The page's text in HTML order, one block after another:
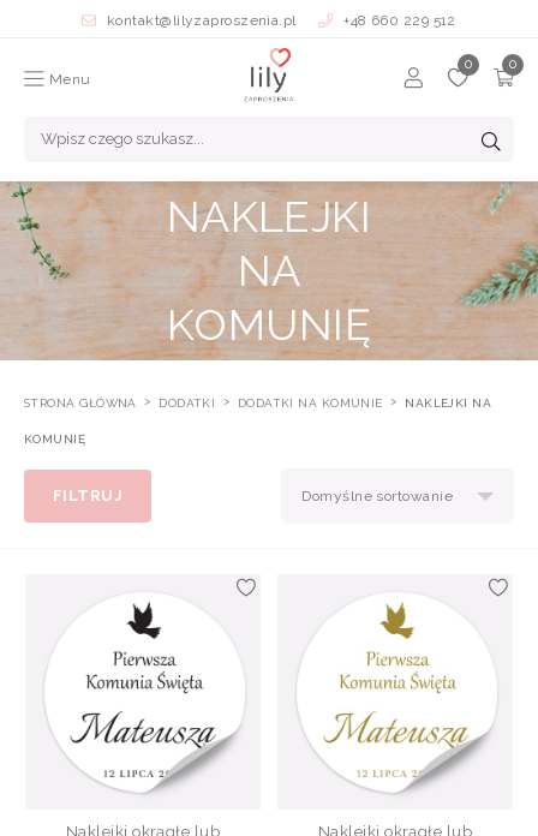
kontakt@lilyzaproszenia.pl +48 660 229 512
Menu
NAKLEJKI
NA
KOMUNIĘ
STRONA GŁÓWNA DODATKI DODATKI NA KOMUNIE NAKLEJKI NA
KOMUNIĘ
FILTRUJ Domyślne sortowanie
Naklejki okrągłe lub
Naklejki okrągłe lub